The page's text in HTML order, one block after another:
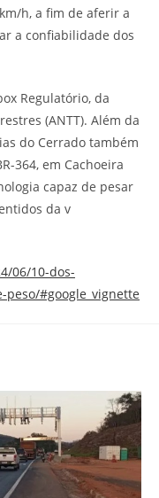
h, a fim de aferir a
a confiabilidade dos
Regulatório, da
(ANTT). Além da
do Cerrado também
364, em Cachoeira
capaz de pesar
da v
06/10-dos-
peso/#google_vignette